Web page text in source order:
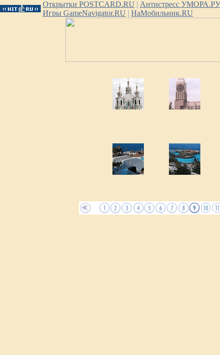
Открытки POSTCARD.RU | Антистресс УМОРА.РУ
Игры GameNavigator.RU | НаМобильник.RU